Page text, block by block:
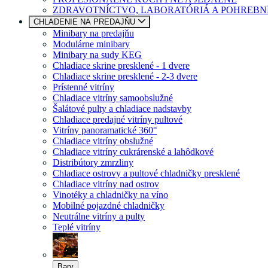
ZDRAVOTNÍCTVO, LABORATÓRIÁ A
CHLADENIE NA PREDAJŇU
Minibary na predajňu
Modulárne minibary
Minibary na sudy KEG
Chladiace skrine presklené - 1 dvere
Chladiace skrine presklené - 2-3 dvere
Prístenné vitríny
Chladiace vitríny samoobslužné
Šalátové pulty a chladiace nadstavby
Chladiace predajné vitríny pultové
Vitríny panoramatické 360°
Chladiace vitríny obslužné
Chladiace vitríny cukrárenské a lahôdkové
Distribútory zmrzliny
Chladiace ostrovy a pultové chladničky presklené
Chladiace vitríny nad ostrov
Vinotéky a chladničky na víno
Mobilné pojazdné chladničky
Neutrálne vitríny a pulty
Teplé vitríny